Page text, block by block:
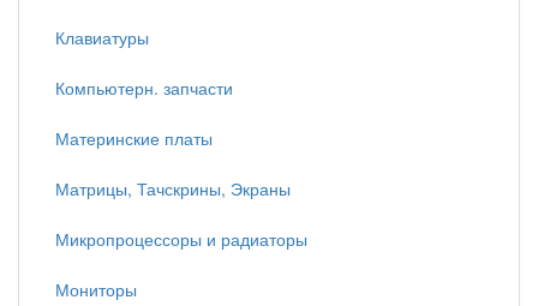
Клавиатуры
Компьютерн. запчасти
Материнские платы
Матрицы, Тачскрины, Экраны
Микропроцессоры и радиаторы
Мониторы